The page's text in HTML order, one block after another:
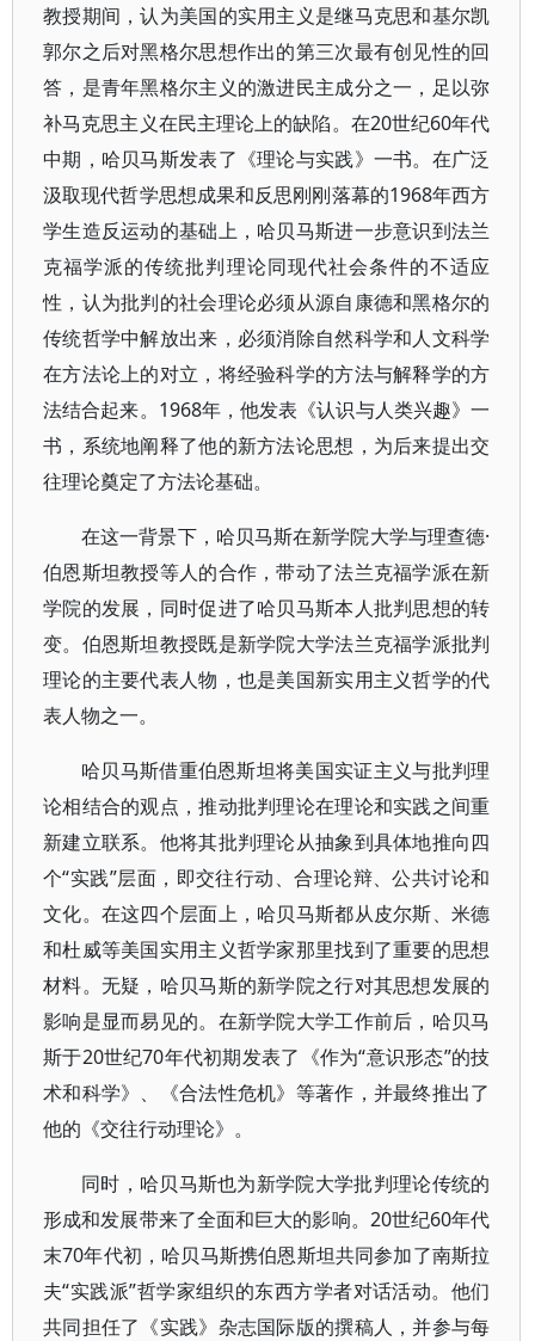
教授期间，认为美国的实用主义是继马克思和基尔凯
郭尔之后对黑格尔思想作出的第三次最有创见性的回
答，是青年黑格尔主义的激进民主成分之一，足以弥
补马克思主义在民主理论上的缺陷。在20世纪60年代
中期，哈贝马斯发表了《理论与实践》一书。在广泛
汲取现代哲学思想成果和反思刚刚落幕的1968年西方
学生造反运动的基础上，哈贝马斯进一步意识到法兰
克福学派的传统批判理论同现代社会条件的不适应
性，认为批判的社会理论必须从源自康德和黑格尔的
传统哲学中解放出来，必须消除自然科学和人文科学
在方法论上的对立，将经验科学的方法与解释学的方
法结合起来。1968年，他发表《认识与人类兴趣》一
书，系统地阐释了他的新方法论思想，为后来提出交
往理论奠定了方法论基础。
在这一背景下，哈贝马斯在新学院大学与理查德·
伯恩斯坦教授等人的合作，带动了法兰克福学派在新
学院的发展，同时促进了哈贝马斯本人批判思想的转
变。伯恩斯坦教授既是新学院大学法兰克福学派批判
理论的主要代表人物，也是美国新实用主义哲学的代
表人物之一。
哈贝马斯借重伯恩斯坦将美国实证主义与批判理
论相结合的观点，推动批判理论在理论和实践之间重
新建立联系。他将其批判理论从抽象到具体地推向四
个“实践”层面，即交往行动、合理论辩、公共讨论和
文化。在这四个层面上，哈贝马斯都从皮尔斯、米德
和杜威等美国实用主义哲学家那里找到了重要的思想
材料。无疑，哈贝马斯的新学院之行对其思想发展的
影响是显而易见的。在新学院大学工作前后，哈贝马
斯于20世纪70年代初期发表了《作为“意识形态”的技
术和科学》、《合法性危机》等著作，并最终推出了
他的《交往行动理论》。
同时，哈贝马斯也为新学院大学批判理论传统的
形成和发展带来了全面和巨大的影响。20世纪60年代
末70年代初，哈贝马斯携伯恩斯坦共同参加了南斯拉
夫“实践派”哲学家组织的东西方学者对话活动。他们
共同担任了《实践》杂志国际版的撰稿人，并参与每